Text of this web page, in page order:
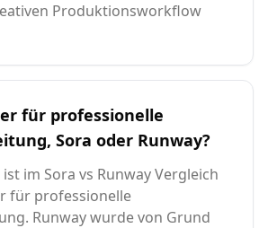
Produktionsworkflow
für professionelle
Sora oder Runway?
im Sora vs Runway Vergleich
für professionelle
Runway wurde von Grund